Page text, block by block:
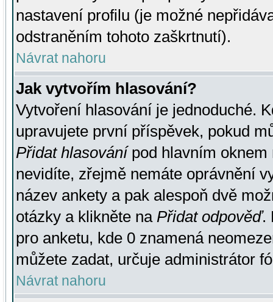
nastavení profilu (je možné
odstraněním tohoto zaškrtnutí).
Návrat nahoru
Jak vytvořím hlasování?
Vytvoření hlasování je jednoduché.
upravujete první příspěvek, pokud
Přidat hlasovánípod hlavním oknem
nevidíte, zřejmě nemáte oprávnění
název ankety a pak alespoň dvě
otázky a klikněte na Přidat odpověď.
pro anketu, kde 0 znamená
můžete zadat, určuje administrátor
Návrat nahoru